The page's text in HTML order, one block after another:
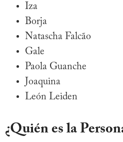
Iza
Borja
Natascha Falcão
Gale
Paola Guanche
Joaquina
León Leiden
¿Quién es la